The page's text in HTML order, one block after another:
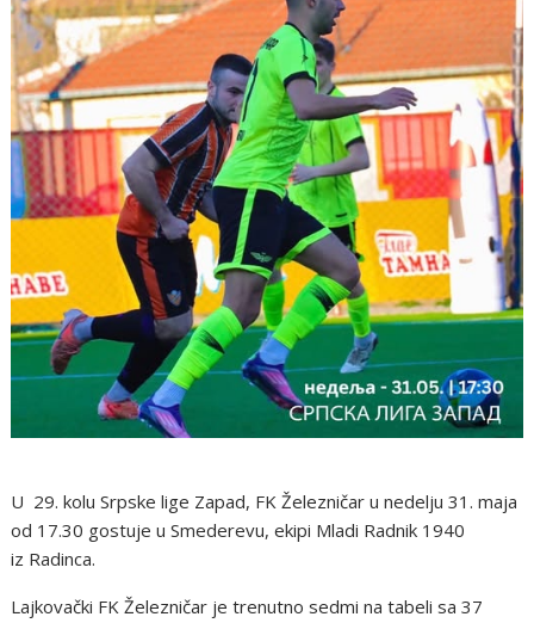
U 29. kolu Srpske lige Zapad, FK Železničar u nedelju 31. maja
od 17.30 gostuje u Smederevu, ekipi Mladi Radnik 1940
iz Radinca.
Lajkovački FK Železničar je trenutno sedmi na tabeli sa 37